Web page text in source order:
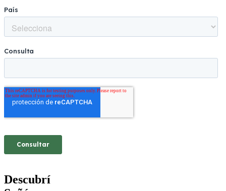
Descubrí